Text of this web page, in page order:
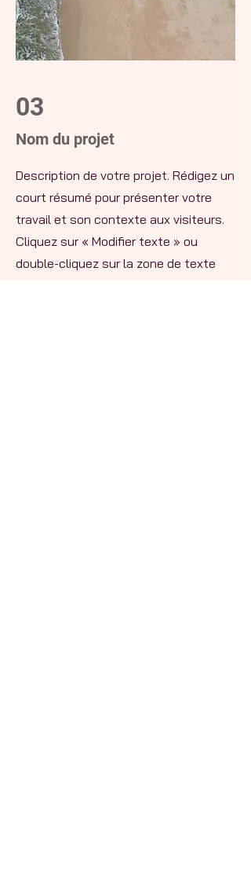
03
Nom du projet
Description de votre projet. Rédigez un
court résumé pour présenter votre
travail et son contexte aux visiteurs.
Cliquez sur « Modifier texte » ou
double-cliquez sur la zone de texte